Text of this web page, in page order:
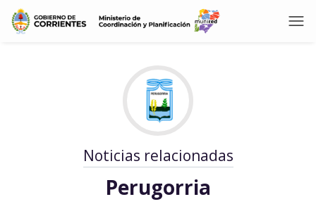
Noticias relacionadas
Perugorria